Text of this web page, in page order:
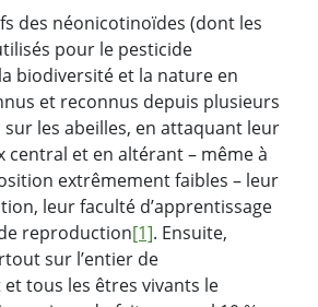
des néonicotinoïdes (dont les
pour le pesticide
biodiversité et la nature en
et reconnus depuis plusieurs
sur les abeilles, en attaquant leur
central et en altérant – même à
extrêmement faibles – leur
leur faculté d’apprentissage
reproduction[1]. Ensuite,
sur l’entier de
et tous les êtres vivants le